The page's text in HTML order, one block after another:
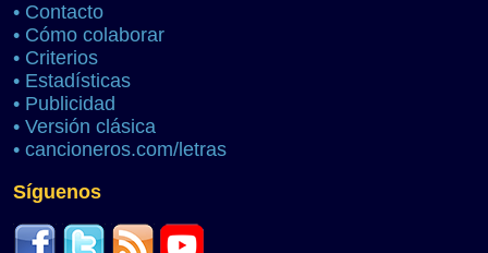
• Contacto
• Cómo colaborar
• Criterios
• Estadísticas
• Publicidad
• Versión clásica
• cancioneros.com/letras
Síguenos